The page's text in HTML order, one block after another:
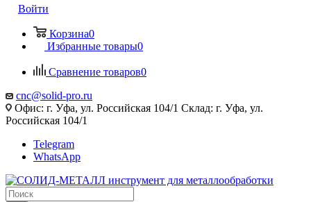
Войти
Корзина0
Избранные товары0
Сравнение товаров0
cnc@solid-pro.ru
Офис: г. Уфа, ул. Российская 104/1 Склад: г. Уфа, ул.
Российская 104/1
Telegram
WhatsApp